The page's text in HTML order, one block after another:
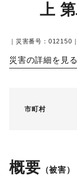
上
｜災害番号：012150
災害の詳細を見
市町村
概要 （被害）